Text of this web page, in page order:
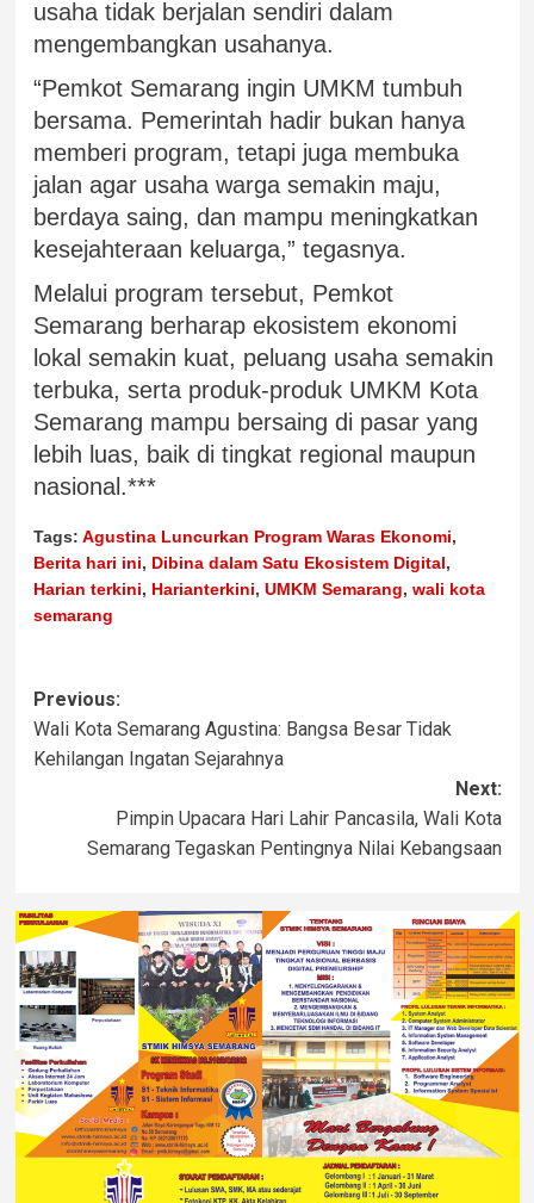
usaha tidak berjalan sendiri dalam
mengembangkan usahanya.
“Pemkot Semarang ingin UMKM tumbuh
bersama. Pemerintah hadir bukan hanya
memberi program, tetapi juga membuka
jalan agar usaha warga semakin maju,
berdaya saing, dan mampu meningkatkan
kesejahteraan keluarga,” tegasnya.
Melalui program tersebut, Pemkot
Semarang berharap ekosistem ekonomi
lokal semakin kuat, peluang usaha semakin
terbuka, serta produk-produk UMKM Kota
Semarang mampu bersaing di pasar yang
lebih luas, baik di tingkat regional maupun
nasional.***
Tags: Agustina Luncurkan Program Waras Ekonomi,
Berita hari ini, Dibina dalam Satu Ekosistem Digital,
Harian terkini, Harianterkini, UMKM Semarang, wali kota
semarang
Previous:
Wali Kota Semarang Agustina: Bangsa Besar Tidak
Kehilangan Ingatan Sejarahnya
Next:
Pimpin Upacara Hari Lahir Pancasila, Wali Kota
Semarang Tegaskan Pentingnya Nilai Kebangsaan